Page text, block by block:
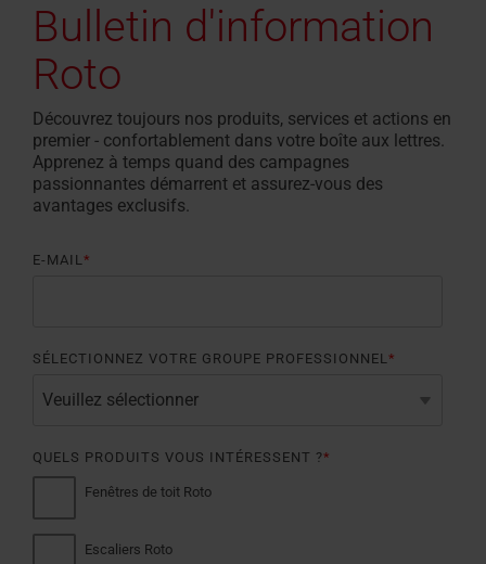
Bulletin d'information
Roto
Découvrez toujours nos produits, services et actions en
premier - confortablement dans votre boîte aux lettres.
Apprenez à temps quand des campagnes
passionnantes démarrent et assurez-vous des
avantages exclusifs.
E-MAIL*
SÉLECTIONNEZ VOTRE GROUPE PROFESSIONNEL*
QUELS PRODUITS VOUS INTÉRESSENT ?*
Fenêtres de toit Roto
Escaliers Roto